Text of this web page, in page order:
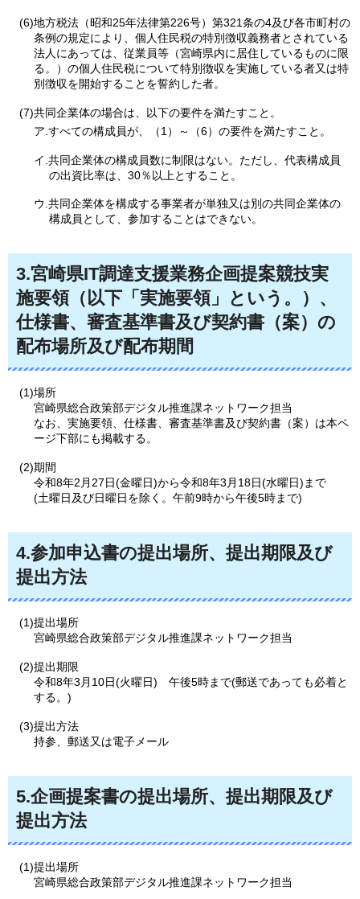
(6)地方税法（昭和25年法律第226号）第321条の4及び各市町村の
条例の規定により、個人住民税の特別徴収義務者とされている
法人にあっては、従業員等（宮崎県内に居住しているものに限
る。）の個人住民税について特別徴収を実施している者又は特
別徴収を開始することを誓約した者。
(7)共同企業体の場合は、以下の要件を満たすこと。
ア.すべての構成員が、（1）～（6）の要件を満たすこと。
イ.共同企業体の構成員数に制限はない。ただし、代表構成員
の出資比率は、30％以上とすること。
ウ.共同企業体を構成する事業者が単独又は別の共同企業体の
構成員として、参加することはできない。
3.宮崎県IT調達支援業務企画提案競技実
施要領（以下「実施要領」という。）、
仕様書、審査基準書及び契約書（案）の
配布場所及び配布期間
(1)場所
宮崎県総合政策部デジタル推進課ネットワーク担当
なお、実施要領、仕様書、審査基準書及び契約書（案）は本ペ
ージ下部にも掲載する。
(2)期間
令和8年2月27日(金曜日)から令和8年3月18日(水曜日)まで
(土曜日及び日曜日を除く。午前9時から午後5時まで)
4.参加申込書の提出場所、提出期限及び
提出方法
(1)提出場所
宮崎県総合政策部デジタル推進課ネットワーク担当
(2)提出期限
令和8年3月10日(火曜日)
午後5時まで(郵送であっても必着と
する。)
(3)提出方法
持参、郵送又は電子メール
5.企画提案書の提出場所、提出期限及び
提出方法
(1)提出場所
宮崎県総合政策部デジタル推進課ネットワーク担当